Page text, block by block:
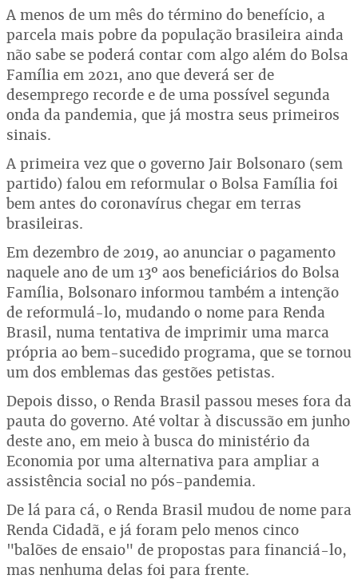
A menos de um mês do término do benefício, a
parcela mais pobre da população brasileira ainda
não sabe se poderá contar com algo além do Bolsa
Família em 2021, ano que deverá ser de
desemprego recorde e de uma possível segunda
onda da pandemia, que já mostra seus primeiros
sinais.
A primeira vez que o governo Jair Bolsonaro (sem
partido) falou em reformular o Bolsa Família foi
bem antes do coronavírus chegar em terras
brasileiras.
Em dezembro de 2019, ao anunciar o pagamento
naquele ano de um 13º aos beneficiários do Bolsa
Família, Bolsonaro informou também a intenção
de reformulá-lo, mudando o nome para Renda
Brasil, numa tentativa de imprimir uma marca
própria ao bem-sucedido programa, que se tornou
um dos emblemas das gestões petistas.
Depois disso, o Renda Brasil passou meses fora da
pauta do governo. Até voltar à discussão em junho
deste ano, em meio à busca do ministério da
Economia por uma alternativa para ampliar a
assistência social no pós-pandemia.
De lá para cá, o Renda Brasil mudou de nome para
Renda Cidadã, e já foram pelo menos cinco
"balões de ensaio" de propostas para financiá-lo,
mas nenhuma delas foi para frente.